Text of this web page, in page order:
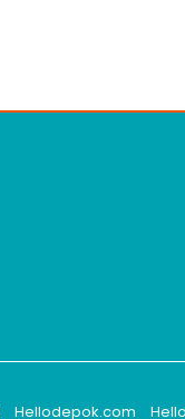
Hellodepok.com